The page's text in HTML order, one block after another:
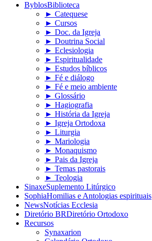
ByblosBiblioteca
► Catequese
► Cursos
► Doc. da Igreja
► Doutrina Social
► Eclesiologia
► Espiritualidade
► Estudos bíblicos
► Fé e diálogo
► Fé e meio ambiente
► Glossário
► Hagiografia
► História da Igreja
► Igreja Ortodoxa
► Liturgia
► Mariologia
► Monaquismo
► Pais da Igreja
► Temas pastorais
► Teologia
SinaxeSuplemento Litúrgico
SophiaHomilias e Antologias espirituais
NewsNotícias Ecclesia
Diretório BRDiretório Ortodoxo
Recursos
Synaxarion